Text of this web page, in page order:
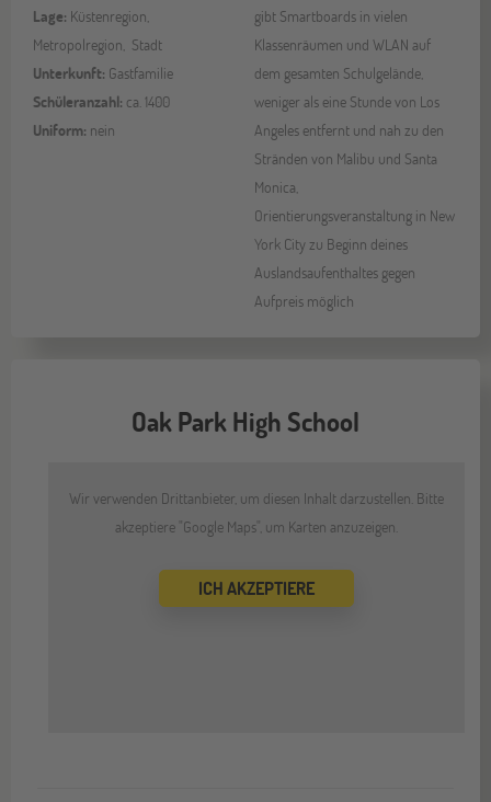
Lage: Küstenregion,
Metropolregion, Stadt
Unterkunft: Gastfamilie
Schüleranzahl: ca. 1400
Uniform: nein
gibt Smartboards in vielen
Klassenräumen und WLAN auf
dem gesamten Schulgelände,
weniger als eine Stunde von Los
Angeles entfernt und nah zu den
Stränden von Malibu und Santa
Monica,
Orientierungsveranstaltung in New
York City zu Beginn deines
Auslandsaufenthaltes gegen
Aufpreis möglich
Oak Park High School
Wir verwenden Drittanbieter, um diesen Inhalt darzustellen. Bitte
akzeptiere "Google Maps", um Karten anzuzeigen.
ICH AKZEPTIERE